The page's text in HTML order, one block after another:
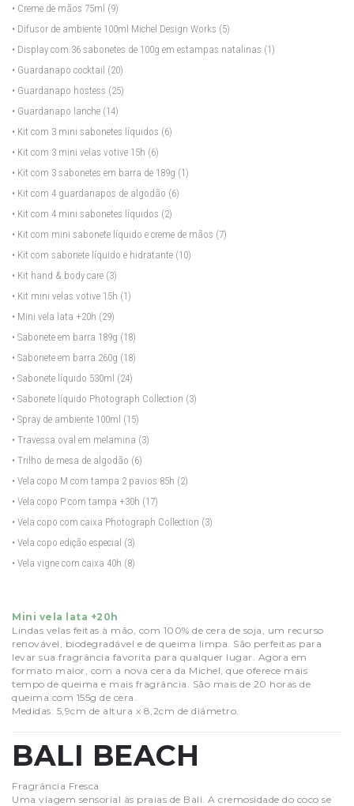
• Creme de mãos 75ml (9)
• Difusor de ambiente 100ml Michel Design Works (5)
• Display com 36 sabonetes de 100g em estampas natalinas (1)
• Guardanapo cocktail (20)
• Guardanapo hostess (25)
• Guardanapo lanche (14)
• Kit com 3 mini sabonetes líquidos (6)
• Kit com 3 mini velas votive 15h (6)
• Kit com 3 sabonetes em barra de 189g (1)
• Kit com 4 guardanapos de algodão (6)
• Kit com 4 mini sabonetes líquidos (2)
• Kit com mini sabonete líquido e creme de mãos (7)
• Kit com sabonete líquido e hidratante (10)
• Kit hand & body care (3)
• Kit mini velas votive 15h (1)
• Mini vela lata +20h (29)
• Sabonete em barra 189g (18)
• Sabonete em barra 260g (18)
• Sabonete líquido 530ml (24)
• Sabonete líquido Photograph Collection (3)
• Spray de ambiente 100ml (15)
• Travessa oval em melamina (3)
• Trilho de mesa de algodão (6)
• Vela copo M com tampa 2 pavios 85h (2)
• Vela copo P com tampa +30h (17)
• Vela copo com caixa Photograph Collection (3)
• Vela copo edição especial (3)
• Vela vigne com caixa 40h (8)
Mini vela lata +20h
Lindas velas feitas à mão, com 100% de cera de soja, um recurso
renovável, biodegradável e de queima limpa. São perfeitas para
levar sua fragrância favorita para qualquer lugar. Agora em
formato maior, com a nova cera da Michel, que oferece mais
tempo de queima e mais fragrância. São mais de 20 horas de
queima com 155g de cera.
Medidas: 5,9cm de altura x 8,2cm de diâmetro.
BALI BEACH
Fragrância Fresca
Uma viagem sensorial às praias de Bali. A cremosidade do coco se